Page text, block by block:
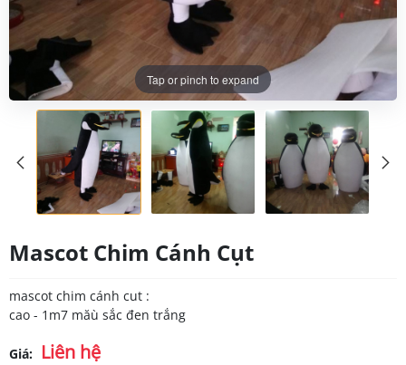
Tap or pinch to expand
Mascot Chim Cánh Cụt
mascot chim cánh cut :
cao - 1m7 măù sắc đen trắng
Giá: Liên hệ